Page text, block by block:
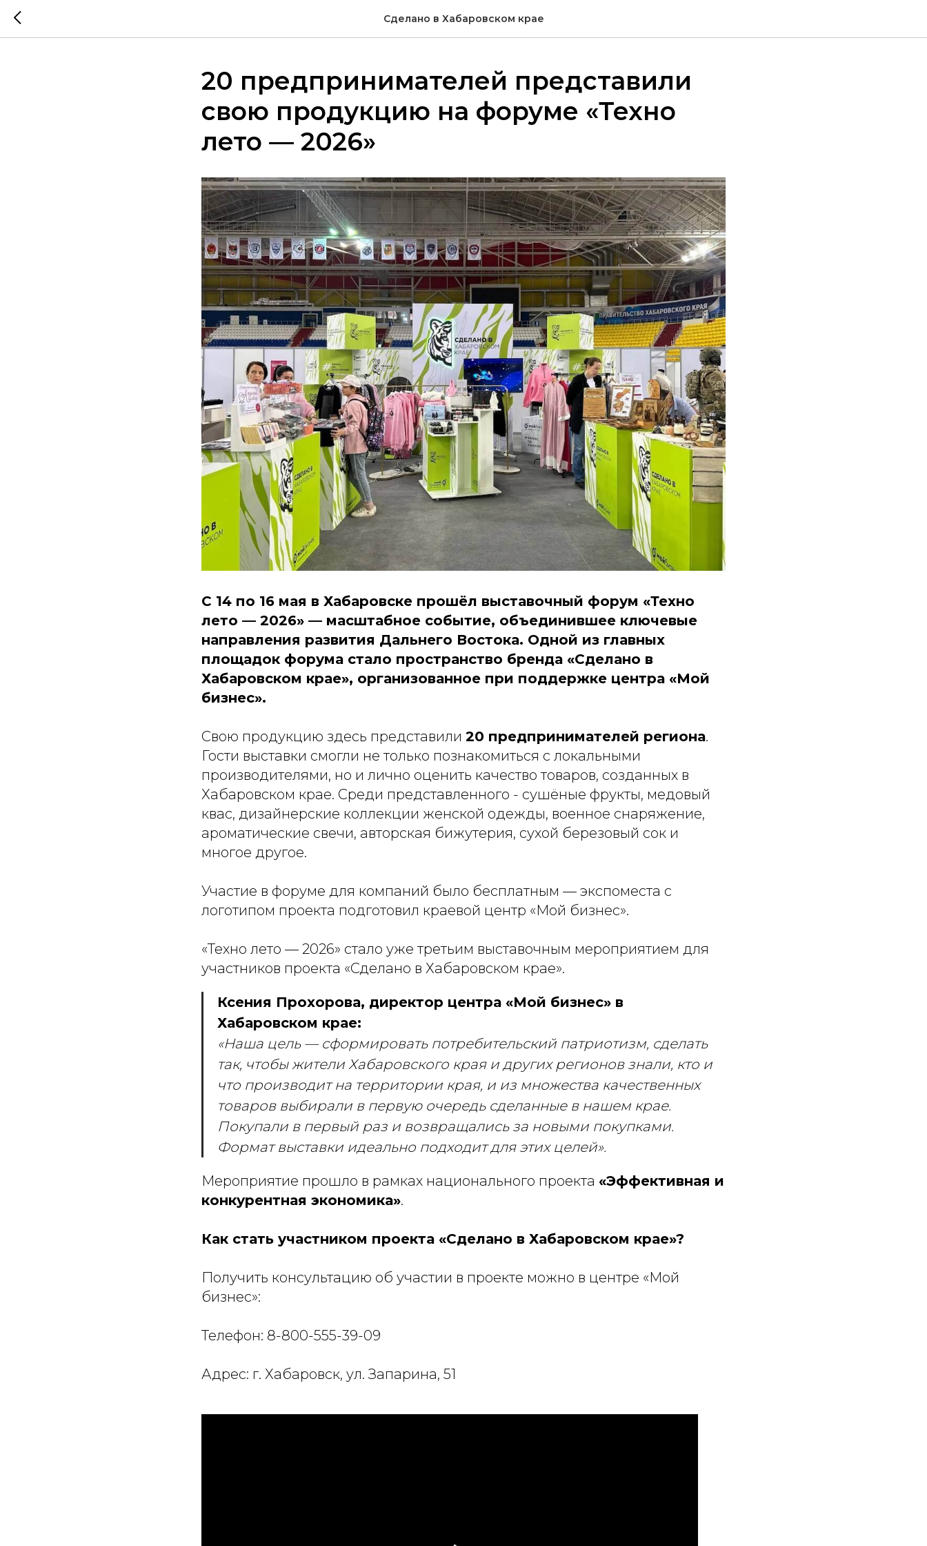
Сделано в Хабаровском крае
20 предпринимателей представили
свою продукцию на форуме «Техно
лето — 2026»
С 14 по 16 мая в Хабаровске прошёл выставочный форум «Техно
лето — 2026» — масштабное событие, объединившее ключевые
направления развития Дальнего Востока. Одной из главных
площадок форума стало пространство бренда «Сделано в
Хабаровском крае», организованное при поддержке центра «Мой
бизнес».
Свою продукцию здесь представили 20 предпринимателей региона.
Гости выставки смогли не только познакомиться с локальными
производителями, но и лично оценить качество товаров, созданных в
Хабаровском крае. Среди представленного - сушёные фрукты, медовый
квас, дизайнерские коллекции женской одежды, военное снаряжение,
ароматические свечи, авторская бижутерия, сухой березовый сок и
многое другое.
Участие в форуме для компаний было бесплатным — экспоместа с
логотипом проекта подготовил краевой центр «Мой бизнес».
«Техно лето — 2026» стало уже третьим выставочным мероприятием для
участников проекта «Сделано в Хабаровском крае».
Ксения Прохорова, директор центра «Мой бизнес» в
Хабаровском крае:
«Наша цель — сформировать потребительский патриотизм, сделать
так, чтобы жители Хабаровского края и других регионов знали, кто и
что производит на территории края, и из множества качественных
товаров выбирали в первую очередь сделанные в нашем крае.
Покупали в первый раз и возвращались за новыми покупками.
Формат выставки идеально подходит для этих целей».
Мероприятие прошло в рамках национального проекта «Эффективная и
конкурентная экономика».
Как стать участником проекта «Сделано в Хабаровском крае»?
Получить консультацию об участии в проекте можно в центре «Мой
бизнес»:
Телефон: 8-800-555-39-09
Адрес: г. Хабаровск, ул. Запарина, 51